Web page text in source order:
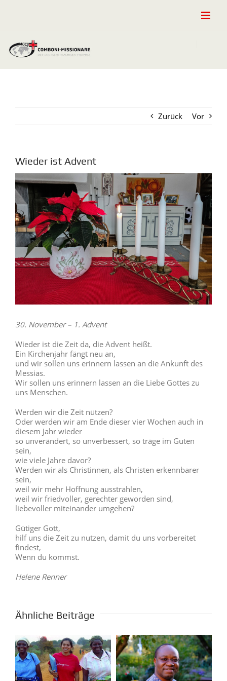
Zurück Vor
Wieder ist Advent
Zeige
grösseres
Bild
30. November – 1. Advent
Wieder ist die Zeit da, die Advent heißt.
Ein Kirchenjahr fängt neu an,
und wir sollen uns erinnern lassen an die Ankunft des
Messias.
Wir sollen uns erinnern lassen an die Liebe Gottes zu
uns Menschen.
Werden wir die Zeit nützen?
Oder werden wir am Ende dieser vier Wochen auch in
diesem Jahr wieder
so unverändert, so unverbessert, so träge im Guten
sein,
wie viele Jahre davor?
Werden wir als Christinnen, als Christen erkennbarer
sein,
weil wir mehr Hoffnung ausstrahlen,
weil wir friedvoller, gerechter geworden sind,
liebevoller miteinander umgehen?
Gütiger Gott,
hilf uns die Zeit zu nutzen, damit du uns vorbereitet
findest,
Wenn du kommst.
Helene Renner
Ähnliche Beiträge